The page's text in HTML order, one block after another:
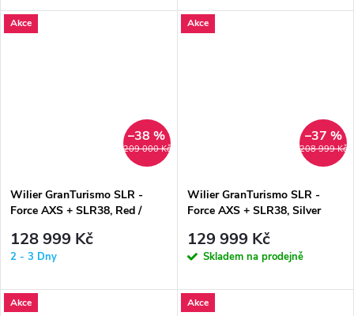
bezstarostnou jízdu. Cenově...
Akce
209 000 Kč
–38 %
Wilier GranTurismo SLR -
Force AXS + SLR38, Red /
128 999 Kč
2 - 3 Dny
Akce
208 999 Kč
–37 %
Wilier GranTurismo SLR -
Force AXS + SLR38, Silver
129 999 Kč
Skladem na prodejně
Akce Akce